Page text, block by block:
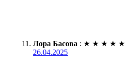
Лора Басова : ★ ★ ★ ★ ★
26.04.2025